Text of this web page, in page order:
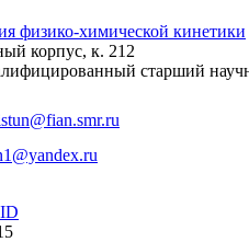
физико-химической кинетики
корпус, к. 212
старший